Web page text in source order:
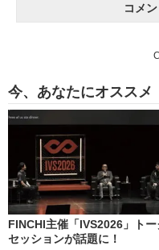
コメ
今、あなたにオススメ
FINCHI主催「IVS2026」トー
セッションが話題に！